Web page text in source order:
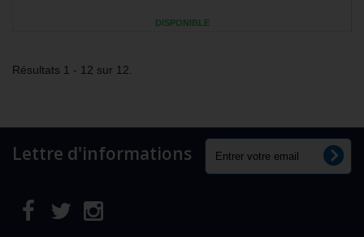
DISPONIBLE
Résultats 1 - 12 sur 12.
Lettre d'informations